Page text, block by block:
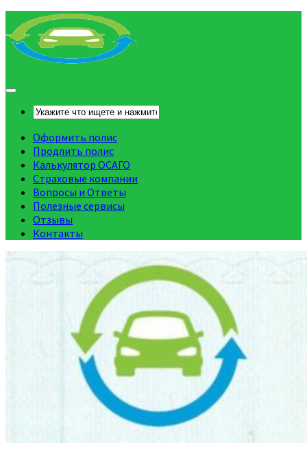
Оформить полис
Продлить полис
Калькулятор ОСАГО
Страховые компании
Вопросы и Ответы
Полезные сервисы
Отзывы
Контакты